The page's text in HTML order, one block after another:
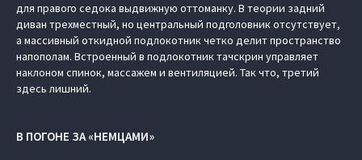
для правого седока выдвижную оттоманку. В теории задний
диван трехместный, но центральный подголовник отсутствует,
а массивный откидной подлокотник четко делит пространство
напополам. Встроенный в подлокотник тачскрин управляет
наклоном спинок, массажем и вентиляцией. Так что, третий
здесь лишний.
В ПОГОНЕ ЗА «НЕМЦАМИ»